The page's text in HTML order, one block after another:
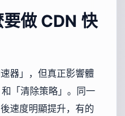
做 CDN 快
器」，但真正影響體
「清除策略」。同一
速度明顯提升，有的